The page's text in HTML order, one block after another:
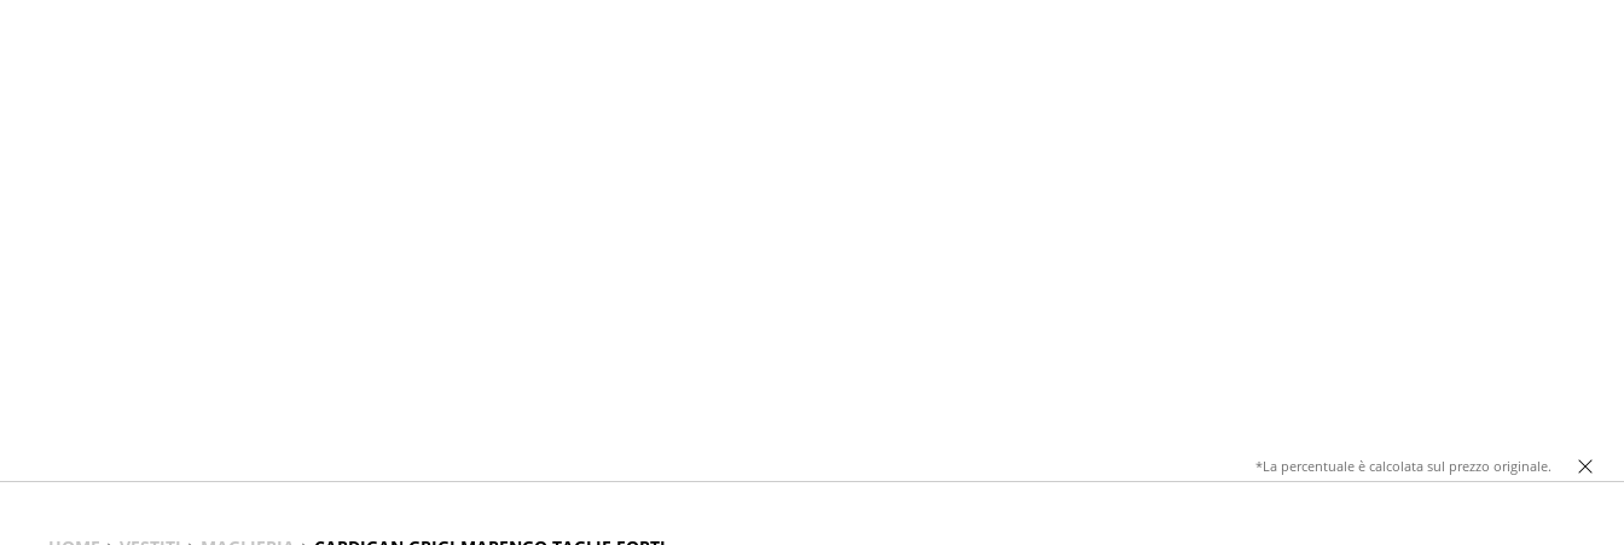
*La percentuale è calcolata sul prezzo originale.